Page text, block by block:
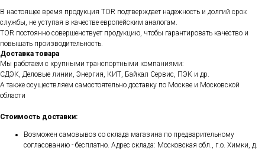
В настоящее время продукция TOR подтверждает надежность и долгий срок
службы, не уступая в качестве европейским аналогам.
TOR постоянно совершенствует продукцию, чтобы гарантировать качество и
повышать производительность.
Доставка товара
Мы работаем с крупными транспортными компаниями:
СДЭК, Деловые линии, Энергия, КИТ, Байкал Сервис, ПЭК и др.
А также осуществляем самостоятельно доставку по Москве и Московской
области
Стоимость доставки:
Возможен самовывоз со склада магазина по предварительному
согласованию - бесплатно. Адрес склада: Московская обл., г.о. Химки, д.